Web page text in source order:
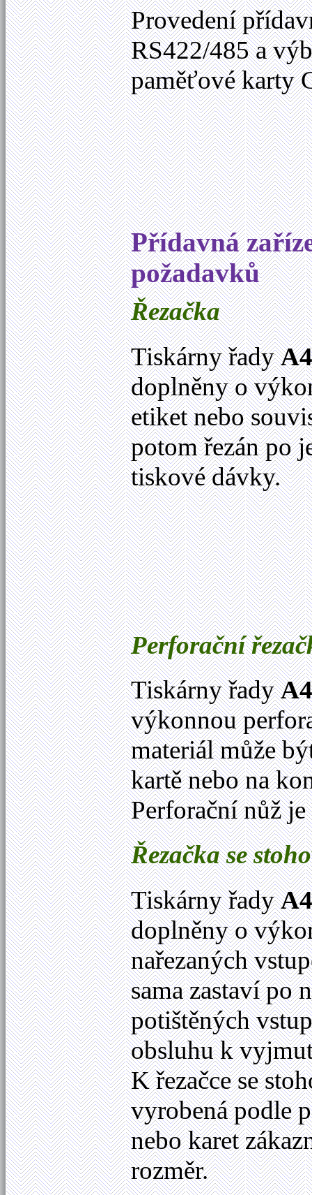
Provedení
RS422/485 a
paměťové karty
Přídavná
požadavků
Řezačka
Tiskárny řady
doplněny o
etiket nebo
potom řezán po
tiskové dávky.
Perforační
Tiskárny řady
výkonnou
materiál může
kartě nebo na
Perforační nůž
Řezačka se
Tiskárny řady
doplněny o
nařezaných
sama zastaví po
potištěných
obsluhu k
K řezačce se
vyrobená podle
nebo karet
rozměr.